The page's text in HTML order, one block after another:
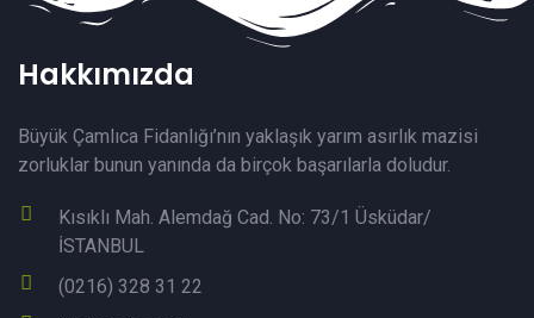
Hakkımızda
Büyük Çamlıca Fidanlığı’nın yaklaşık yarım asırlık mazisi
zorluklar bunun yanında da birçok başarılarla doludur.
Kısıklı Mah. Alemdağ Cad. No: 73/1 Üsküdar/
İSTANBUL
(0216) 328 31 22